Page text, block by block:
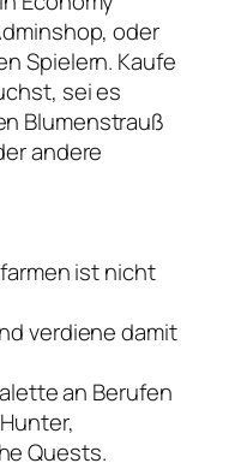
oder
Spielern. Kaufe
sei es
Blumenstrauß
andere
ist nicht
verdiene damit
an Berufen
Quests.